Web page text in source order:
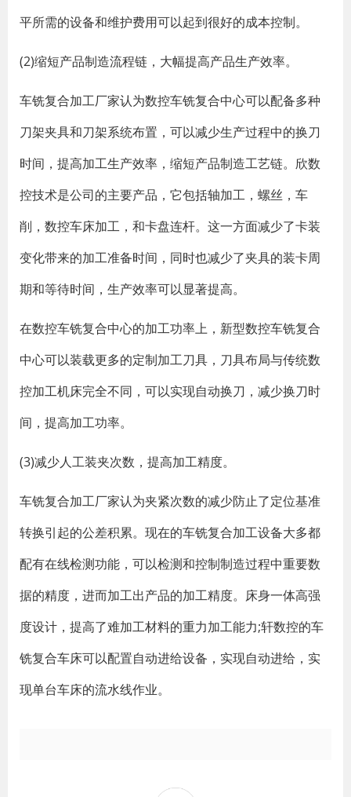
平所需的设备和维护费用可以起到很好的成本控制。
(2)缩短产品制造流程链，大幅提高产品生产效率。
车铣复合加工厂家认为数控车铣复合中心可以配备多种
刀架夹具和刀架系统布置，可以减少生产过程中的换刀
时间，提高加工生产效率，缩短产品制造工艺链。欣数
控技术是公司的主要产品，它包括轴加工，螺丝，车
削，数控车床加工，和卡盘连杆。这一方面减少了卡装
变化带来的加工准备时间，同时也减少了夹具的装卡周
期和等待时间，生产效率可以显著提高。
在数控车铣复合中心的加工功率上，新型数控车铣复合
中心可以装载更多的定制加工刀具，刀具布局与传统数
控加工机床完全不同，可以实现自动换刀，减少换刀时
间，提高加工功率。
(3)减少人工装夹次数，提高加工精度。
车铣复合加工厂家认为夹紧次数的减少防止了定位基准
转换引起的公差积累。现在的车铣复合加工设备大多都
配有在线检测功能，可以检测和控制制造过程中重要数
据的精度，进而加工出产品的加工精度。床身一体高强
度设计，提高了难加工材料的重力加工能力;轩数控的车
铣复合车床可以配置自动进给设备，实现自动进给，实
现单台车床的流水线作业。